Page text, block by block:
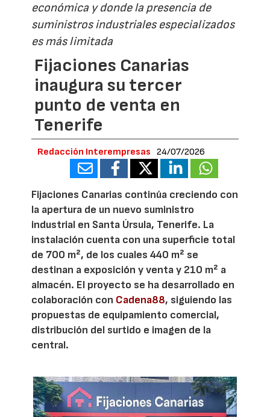
económica y donde la presencia de
suministros industriales especializados
es más limitada
Fijaciones Canarias
inaugura su tercer
punto de venta en
Tenerife
Redacción Interempresas 24/07/2026
Fijaciones Canarias continúa creciendo con
la apertura de un nuevo suministro
industrial en Santa Úrsula, Tenerife. La
instalación cuenta con una superficie total
de 700 m², de los cuales 440 m² se
destinan a exposición y venta y 210 m² a
almacén. El proyecto se ha desarrollado en
colaboración con Cadena88, siguiendo las
propuestas de equipamiento comercial,
distribución del surtido e imagen de la
central.